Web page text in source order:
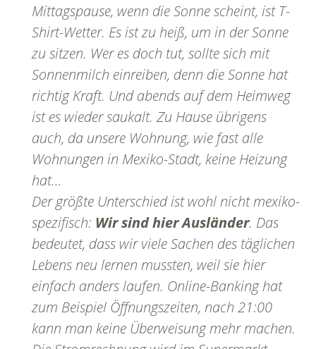
Mittagspause, wenn die Sonne scheint, ist T-
Shirt-Wetter. Es ist zu heiß, um in der Sonne
zu sitzen. Wer es doch tut, sollte sich mit
Sonnenmilch einreiben, denn die Sonne hat
richtig Kraft. Und abends auf dem Heimweg
ist es wieder saukalt. Zu Hause übrigens
auch, da unsere Wohnung, wie fast alle
Wohnungen in Mexiko-Stadt, keine Heizung
hat…
Der größte Unterschied ist wohl nicht mexiko-
spezifisch: Wir sind hier Ausländer. Das
bedeutet, dass wir viele Sachen des täglichen
Lebens neu lernen mussten, weil sie hier
einfach anders laufen. Online-Banking hat
zum Beispiel Öffnungszeiten, nach 21:00
kann man keine Überweisung mehr machen.